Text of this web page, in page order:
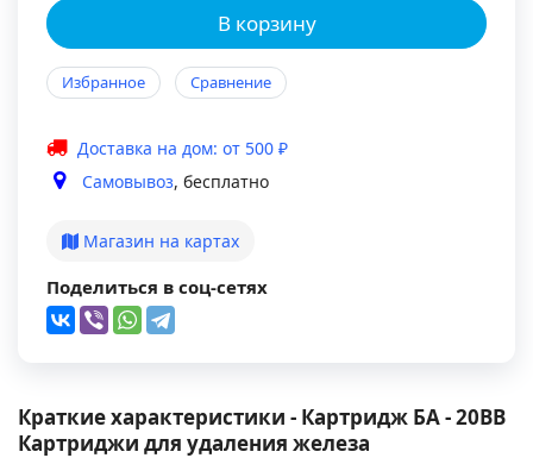
В корзину
Избранное Сравнение
Доставка на дом: от 500 ₽
Самовывоз, бесплатно
Магазин на картах
Поделиться в соц-сетях
Краткие характеристики - Картридж БА - 20BB
Картриджи для удаления железа